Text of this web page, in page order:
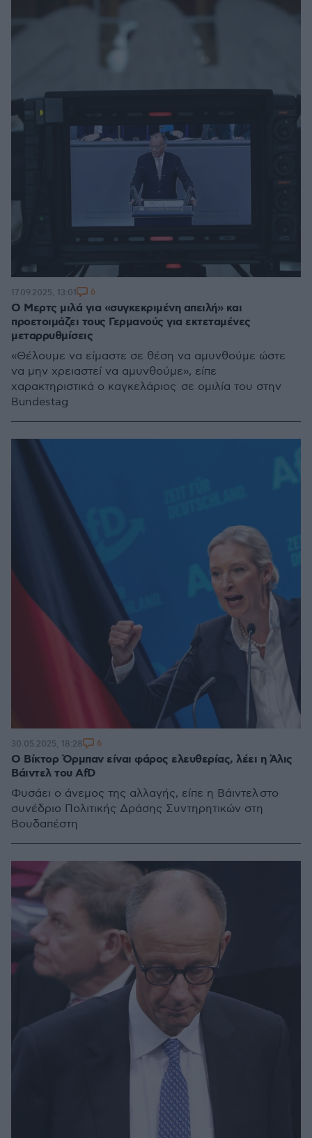
Ο Μερτς μιλά για «συγκεκριμένη απειλή» και
προετοιμάζει τους Γερμανούς για εκτεταμένες
μεταρρυθμίσεις
«Θέλουμε να είμαστε σε θέση να αμυνθούμε ώστε
να μην χρειαστεί να αμυνθούμε», είπε
χαρακτηριστικά ο καγκελάριος σε ομιλία του στην
Bundestag
17.09.2025, 13:01 6
O Βίκτορ Όρμπαν είναι φάρος ελευθερίας, λέει η Άλις
Βάιντελ του AfD
Φυσάει ο άνεμος της αλλαγής, είπε η Βάιντελ στο
συνέδριο Πολιτικής Δράσης Συντηρητικών στη
Βουδαπέστη
30.05.2025, 18:28 6